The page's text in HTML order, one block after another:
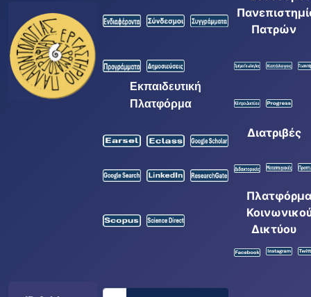
Πατρών
Εκπαιδευτική
Πλατφόρμα
Διατριβές
Πλατφόρμα
Δικτύου